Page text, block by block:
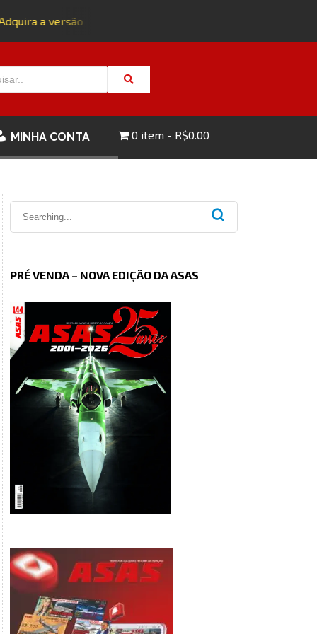
a versão impressa da edição 143 com FRETE GRÁTIS -
MINHA CONTA 0 item R$0.00
PRÉ VENDA – NOVA EDIÇÃO DA ASAS